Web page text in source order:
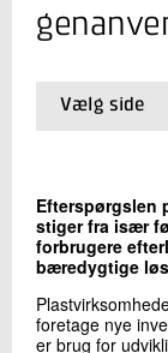
Konsulent,
Plast og
Send e-mail
LinkedIn
Skriv til mig
Vælg side
01.
03.Bioplast
04.To måder
05.Fra
Efterspørgslen
stiger fra især
forbrugere
bæredygtige
foretage nye
er brug for